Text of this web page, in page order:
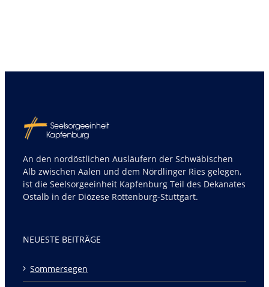
An den nordöstlichen Ausläufern der Schwäbischen
Alb zwischen Aalen und dem Nördlinger Ries gelegen,
ist die Seelsorgeeinheit Kapfenburg Teil des Dekanates
Ostalb in der Diözese Rottenburg-Stuttgart.
NEUESTE BEITRÄGE
Sommersegen